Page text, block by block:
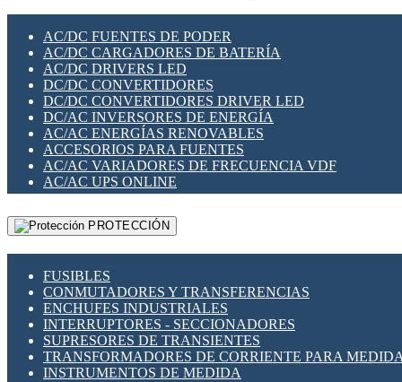
SWITCH Y MICROSWITCH
TARJETAS PI
UNIÓN Y DERIVACIÓN DE CABLE
PLACAS MODULARES IOT
SWITCHES Y REDES WIFI
SOLUCIONES IOT
SOLUCIONES LORAWAN
SOLUCIONES RED CELULAR
SEGURIDAD PARA REDES
SWITCHES LAN
TELEFONÍA IP (VOIP)
VIGILANCIA IP (CCTV)
MESHTASTIC
AC/DC FUENTES DE PODER
AC/DC CARGADORES DE BATERÍA
AC/DC DRIVERS LED
DC/DC CONVERTIDORES
DC/DC CONVERTIDORES DRIVER LED
DC/AC INVERSORES DE ENERGÍA
AC/AC ENERGÍAS RENOVABLES
ACCESORIOS PARA FUENTES
AC/AC VARIADORES DE FRECUENCIA VDF
AC/AC UPS ONLINE
PROTECCIÓN
FUSIBLES
CONMUTADORES Y TRANSFERENCIAS
ENCHUFES INDUSTRIALES
INTERRUPTORES - SECCIONADORES
SUPRESORES DE TRANSIENTES
TRANSFORMADORES DE CORRIENTE PARA
INSTRUMENTOS DE MEDIDA